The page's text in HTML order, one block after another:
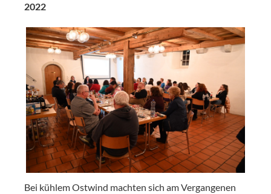
2022
Bei kühlem Ostwind machten sich am Vergangenen